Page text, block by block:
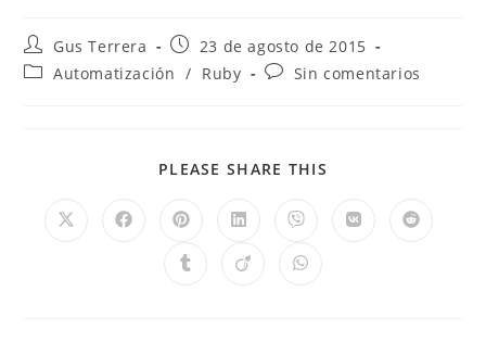
Gus Terrera
23 de agosto de 2015
Automatización / Ruby Sin comentarios
PLEASE SHARE THIS